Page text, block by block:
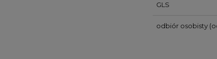
GLS
odbiór osobisty